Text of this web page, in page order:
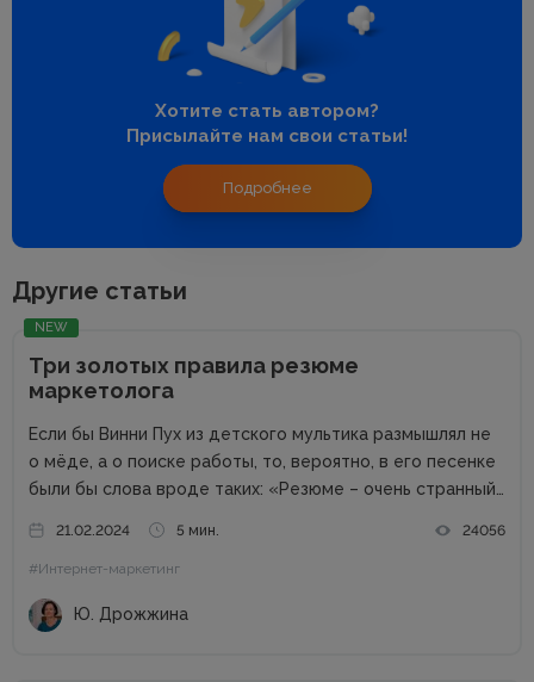
Хотите стать автором?
Присылайте нам свои статьи!
Подробнее
Другие статьи
NEW
Три золотых правила резюме
маркетолога
Если бы Винни Пух из детского мультика размышлял не
о мёде, а о поиске работы, то, вероятно, в его песенке
были бы слова вроде таких: «Резюме – очень странный
что...
21.02.2024 5 мин. 24056
#Интернет-маркетинг
Ю. Дрожжина